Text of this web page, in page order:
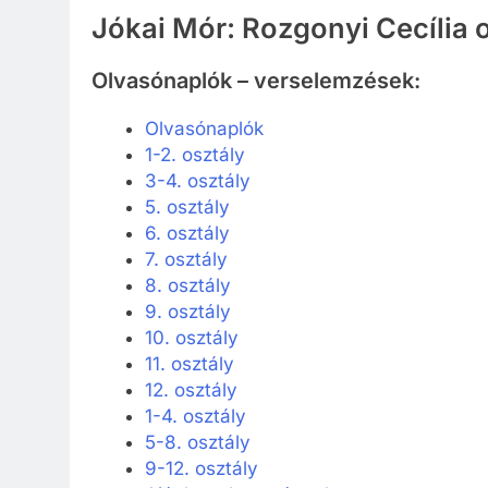
Jókai Mór: Rozgonyi Cecília
Olvasónaplók – verselemzések:
Olvasónaplók
1-2. osztály
3-4. osztály
5. osztály
6. osztály
7. osztály
8. osztály
9. osztály
10. osztály
11. osztály
12. osztály
1-4. osztály
5-8. osztály
9-12. osztály